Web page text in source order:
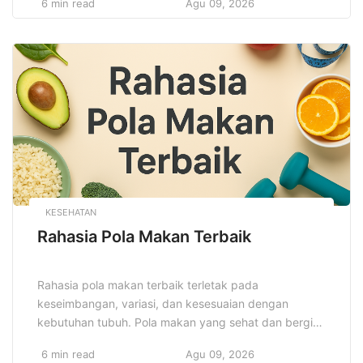
orang tercinta tidak akan terjebak dalam kesulitan
tepat akan mengurangi ketidakpastian dan
memberikan ketenangan pikiran. Asuransi jiwa tidak
hanya melindungi keluarga Anda, tetapi […]
6 min read Agu 09, 2026
KESEHATAN
Rahasia Pola Makan Terbaik
Rahasia pola makan terbaik terletak pada
keseimbangan, variasi, dan kesesuaian dengan
kebutuhan tubuh. Pola makan yang sehat dan bergizi
Mengidentifikasi pola makan yang tepat dapat
6 min read Agu 09, 2026